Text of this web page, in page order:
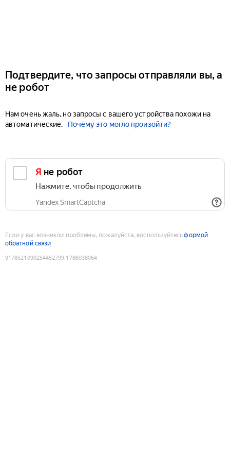
Подтвердите, что запросы отправляли вы, а
не робот
Нам очень жаль, но запросы с вашего устройства похожи на
автоматические.
Почему это могло произойти?
Я не робот
Нажмите, чтобы продолжить
Yandex SmartCaptcha
Если у вас возникли проблемы, пожалуйста, воспользуйтесьформой
обратной связи
9178521090254452799:1786038064